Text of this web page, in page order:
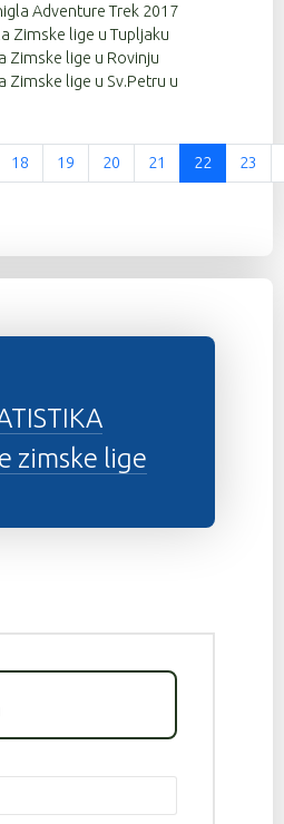
Adventure Trek 2017
Zimske lige u Tupljaku
Zimske lige u Rovinju
Zimske lige u Sv.Petru u
Stranica 22 od 37
18 19 20 21 22 23
zimske lige